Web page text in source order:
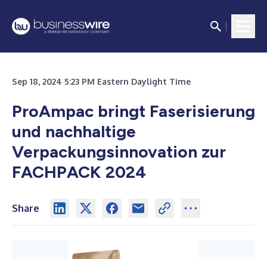
Sep 18, 2024 5:23 PM Eastern Daylight Time
ProAmpac bringt Faserisierung
und nachhaltige
Verpackungsinnovation zur
FACHPACK 2024
Share